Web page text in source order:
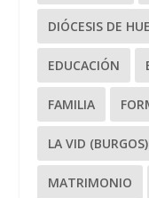
DIÓCESIS DE
EDUCACIÓN
FAMILIA
LA VID (BURGOS)
MATRIMONIO